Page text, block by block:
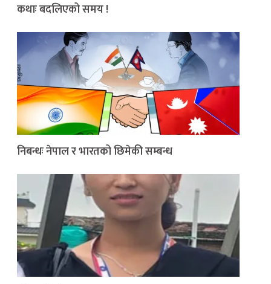
कथाः बदलिएको समय !
निबन्धः नेपाल र भारतको छिमेकी सम्बन्ध